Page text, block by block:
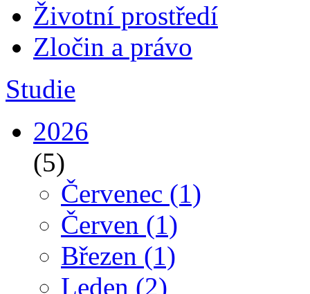
Životní prostředí
Zločin a právo
Studie
2026
(5)
Červenec (1)
Červen (1)
Březen (1)
Leden (2)